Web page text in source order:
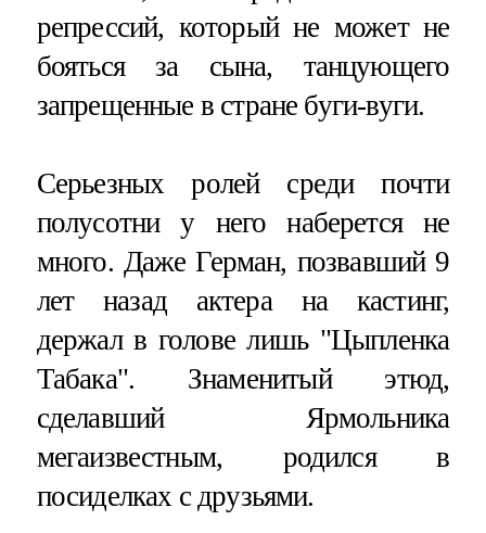
репрессий, который не может не
бояться за сына, танцующего
запрещенные в стране буги-вуги.
Серьезных ролей среди почти
полусотни у него наберется не
много. Даже Герман, позвавший 9
лет назад актера на кастинг,
держал в голове лишь "Цыпленка
Табака". Знаменитый этюд,
сделавший Ярмольника
мегаизвестным, родился в
посиделках с друзьями.